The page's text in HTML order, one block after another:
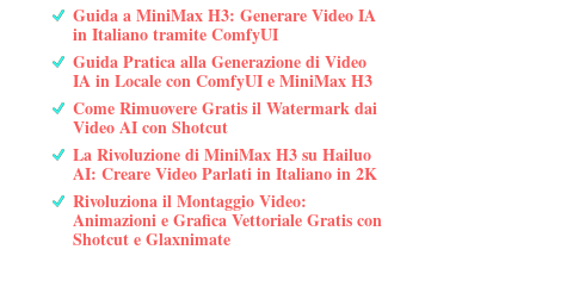
Guida a MiniMax H3: Generare Video IA
in Italiano tramite ComfyUI
Guida Pratica alla Generazione di Video
IA in Locale con ComfyUI e MiniMax H3
Come Rimuovere Gratis il Watermark dai
Video AI con Shotcut
La Rivoluzione di MiniMax H3 su Hailuo
AI: Creare Video Parlati in Italiano in 2K
Rivoluziona il Montaggio Video:
Animazioni e Grafica Vettoriale Gratis con
Shotcut e Glaxnimate